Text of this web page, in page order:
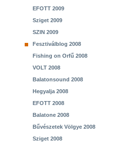
EFOTT 2009
Sziget 2009
SZIN 2009
Fesztiválblog 2008
Fishing on Orfű 2008
VOLT 2008
Balatonsound 2008
Hegyalja 2008
EFOTT 2008
Balatone 2008
Bűvészetek Völgye 2008
Sziget 2008